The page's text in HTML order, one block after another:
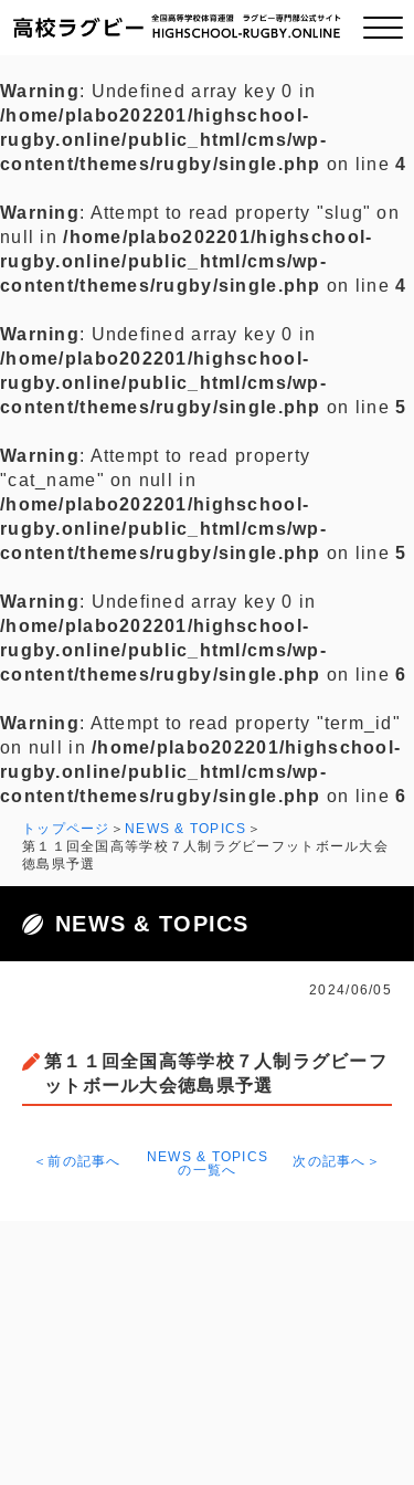
ご挨拶
全国チーム紹介
プライバシーポリシー
お問い合わせ
Warning: Undefined array key 0 in
/home/plabo202201/highschool-
rugby.online/public_html/cms/wp-
content/themes/rugby/single.php on line4
Warning: Attempt to read property "slug" on
null in/home/plabo202201/highschool-
rugby.online/public_html/cms/wp-
content/themes/rugby/single.php on line4
Warning: Undefined array key 0 in
/home/plabo202201/highschool-
rugby.online/public_html/cms/wp-
content/themes/rugby/single.php on line5
Warning: Attempt to read property
"cat_name" on null in
/home/plabo202201/highschool-
rugby.online/public_html/cms/wp-
content/themes/rugby/single.php on line5
Warning: Undefined array key 0 in
/home/plabo202201/highschool-
rugby.online/public_html/cms/wp-
content/themes/rugby/single.php on line6
Warning: Attempt to read property "term_id"
on null in/home/plabo202201/highschool-
rugby.online/public_html/cms/wp-
content/themes/rugby/single.php on line6
トップページ
NEWS & TOPICS
第１１回全国高等学校７人制ラグビーフットボール大会
徳島県予選
NEWS & TOPICS
2024/06/05
第１１回全国高等学校７人制ラグビーフ
ットボール大会徳島県予選
＜前の記事へ
NEWS & TOPICS
の一覧へ
次の記事へ＞